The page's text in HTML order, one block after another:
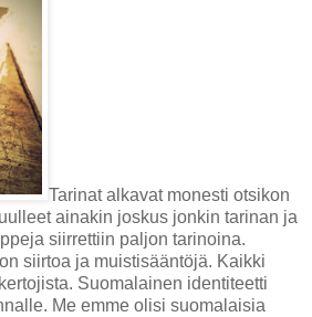
Tarinat alkavat monesti otsikon
ainakin joskus jonkin tarinan ja
siirrettiin paljon tarinoina.
siirtoa ja muistisääntöjä. Kaikki
Suomalainen identiteetti
Me emme olisi suomalaisia